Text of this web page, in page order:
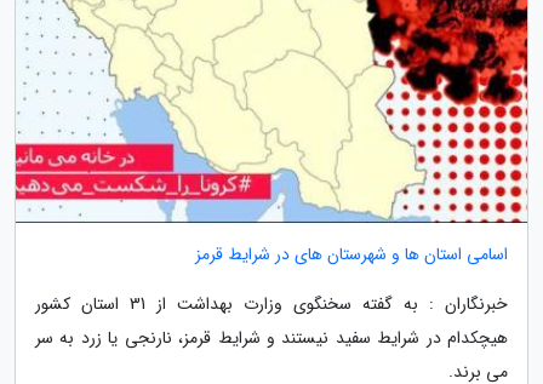
اسامی استان ها و شهرستان های در شرایط قرمز
خبرنگاران : به گفته سخنگوی وزارت بهداشت از 31 استان کشور
هیچکدام در شرایط سفید نیستند و شرایط قرمز، نارنجی یا زرد به سر
می برند.